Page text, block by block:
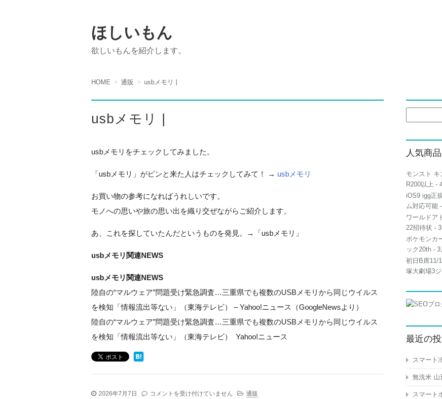
ほしいもん
欲しいもんを紹介します。
HOME 通販 usbメモリ |
usbメモリ |
usbメモリをチェックしてみました。
「usbメモリ」がピンと来た人はチェックしてみて！ → usbメモリ
お買い物の参考になればうれしいです。
モノへの思いや旅の思い出を織り交ぜながらご紹介します。
あ、これを探していたんだというものを発見。→「usbメモリ」
usbメモリ関連NEWS
usbメモリ関連NEWS
陸自の“マルウェア”問題受け緊急調査…三重県でも複数のUSBメモリから同じウイルス
を検知「情報流出等ない」（東海テレビ） – Yahoo!ニュース（GoogleNewsより）
陸自の“マルウェア”問題受け緊急調査…三重県でも複数のUSBメモリから同じウイルス
を検知「情報流出等ない」（東海テレビ） Yahoo!ニュース
2026年7月7日
usb
コメントを受け付けていません 通販
索:
人気商
モンスト
R200以上 -
iOS9 igg正
ム対応可能
ワールドア
22招待状 -
ポケモンカ
ック20th -
初日B席11/
塚大劇場3ジ
最近の
スマート
無洗米 山
スマート